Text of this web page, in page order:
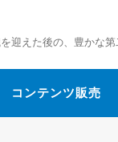
迎えた後の、豊かな
コンテンツ販売